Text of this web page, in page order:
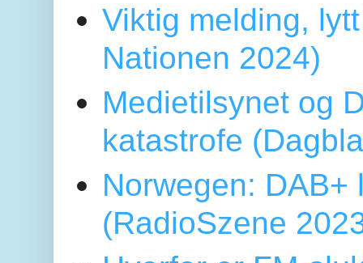
Viktig melding,
Nationen 2024)
Medietilsynet og
katastrofe
Norwegen:
(RadioSzene